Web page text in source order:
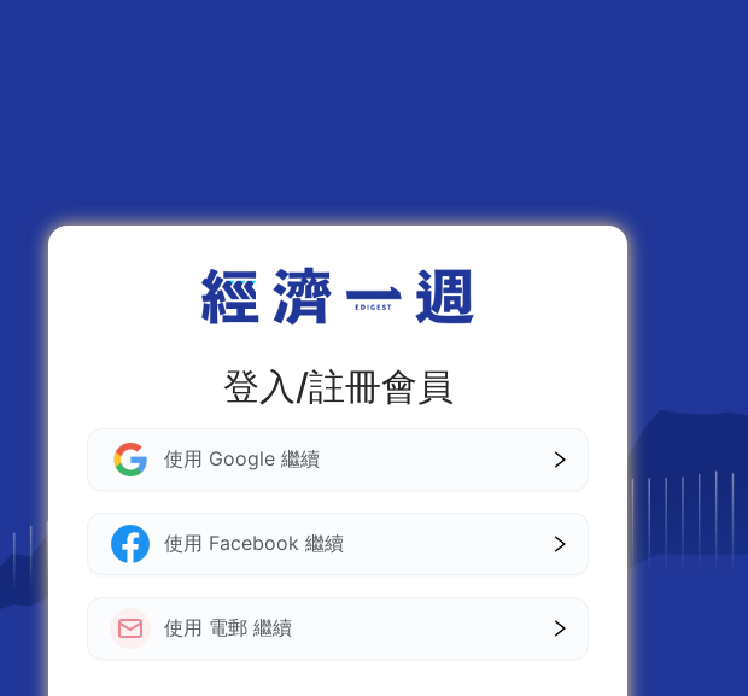
登入/註冊會員
使用 Google 繼續
使用 Facebook 繼續
使用 電郵 繼續